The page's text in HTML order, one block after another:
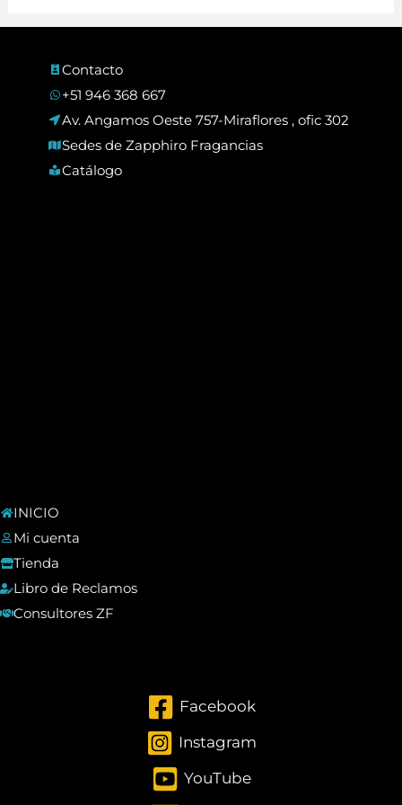
Contacto
+51 946 368 667
Av. Angamos Oeste 757-Miraflores , ofic 302
Sedes de Zapphiro Fragancias
Catálogo
INICIO
Mi cuenta
Tienda
Libro de Reclamos
Consultores ZF
Facebook
Instagram
YouTube